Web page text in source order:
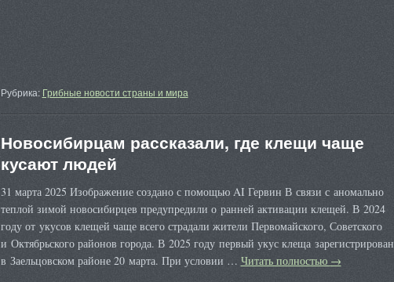
Рубрика: Грибные новости страны и мира
Новосибирцам рассказали, где клещи чаще
кусают людей
31 марта 2025 Изображение создано с помощью AI Гервин В связи с аномально
теплой зимой новосибирцев предупредили о ранней активации клещей. В 2024
году от укусов клещей чаще всего страдали жители Первомайского, Советского
и Октябрьского районов города. В 2025 году первый укус клеща зарегистрирован
в Заельцовском районе 20 марта. При условии … Читать полностью →